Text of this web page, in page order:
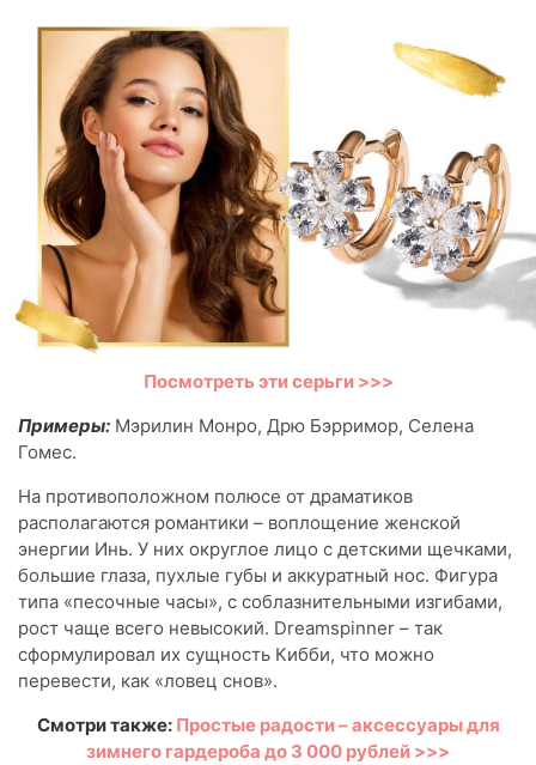
Посмотреть эти серьги >>>
Примеры: Мэрилин Монро, Дрю Бэрримор, Селена
Гомес.
На противоположном полюсе от драматиков
располагаются романтики – воплощение женской
энергии Инь. У них округлое лицо с детскими щечками,
большие глаза, пухлые губы и аккуратный нос. Фигура
типа «песочные часы», с соблазнительными изгибами,
рост чаще всего невысокий. Dreamspinner – так
сформулировал их сущность Кибби, что можно
перевести, как «ловец снов».
Смотри также: Простые радости – аксессуары для
зимнего гардероба до 3 000 рублей >>>